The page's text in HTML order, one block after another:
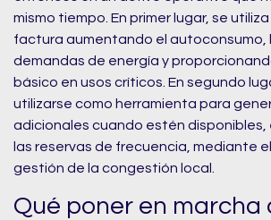
mismo tiempo. En primer lugar, se
factura aumentando el autoconsumo,
demandas de energía y
básico en usos críticos. En segundo
utilizarse como herramienta para
adicionales cuando estén disponibles,
las reservas de frecuencia, mediante
gestión de la congestión local.
Qué poner en marcha